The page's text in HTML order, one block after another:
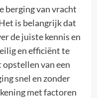
berging van vracht
is belangrijk dat
de juiste kennis en
en efficiënt te
van een
snel en zonder
met factoren